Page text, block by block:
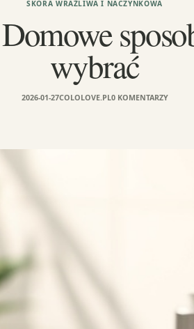
SKÓRA WRAŻLIWA I NACZYNKOWA
wybrać
2026-01-27COLOLOVE.PL0 KOMENTARZY